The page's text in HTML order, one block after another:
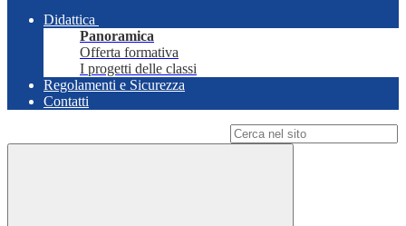
Didattica
Panoramica
Offerta formativa
I progetti delle classi
Regolamenti e Sicurezza
Contatti